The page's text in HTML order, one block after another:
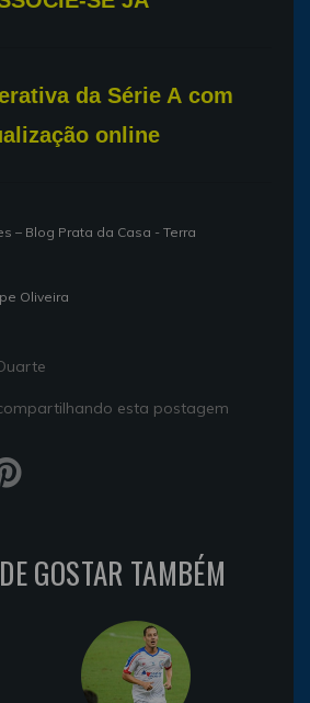
da Série A com
online
– Blog Prata da Casa - Terra
Oliveira
esta postagem
GOSTAR TAMBÉM